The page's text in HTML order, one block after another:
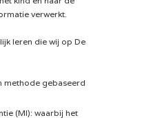
verwerkt.
leren die wij op De
methode gebaseerd
(MI): waarbij het